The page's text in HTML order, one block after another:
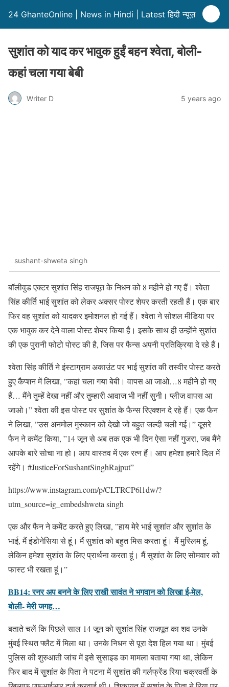
24 GhanteOnline | News in Hindi | Latest हिंदी न्यूज़
सुशांत को याद कर भावुक हुईं बहन श्वेता, बोली-
कहां चला गया बेबी
Writer D 5 years ago
sushant-shweta singh
बॉलीवुड एक्टर सुशांत सिंह राजपूत के निधन को 8 महीने हो गए हैं। श्वेता
सिंह कीर्ति भाई सुशांत को लेकर अक्सर पोस्ट शेयर करती रहती हैं। एक बार
फिर वह सुशांत को यादकर इमोशनल हो गई हैं। श्वेता ने सोशल मीडिया पर
एक भावुक कर देने वाला पोस्ट शेयर किया है। इसके साथ ही उन्होंने सुशांत
की एक पुरानी फोटो पोस्ट की है, जिस पर फैन्स अपनी प्रतिक्रिया दे रहे हैं।
श्वेता सिंह कीर्ति ने इंस्टाग्राम अकाउंट पर भाई सुशांत की तस्वीर पोस्ट करते
हुए कैप्शन में लिखा, ”कहां चला गया बेबी। वापस आ जाओ…8 महीने हो गए
हैं… मैंने तुम्हें देखा नहीं और तुम्हारी आवाज भी नहीं सुनी। प्लीज वापस आ
जाओ।” श्वेता की इस पोस्ट पर सुशांत के फैन्स रिएक्शन दे रहे हैं। एक फैन
ने लिखा, ”उस अनमोल मुस्कान को देखो जो बहुत जल्दी चली गई।” दूसरे
फैन ने कमेंट किया, ”14 जून से अब तक एक भी दिन ऐसा नहीं गुजरा, जब मैंने
आपके बारे सोचा ना हो। आप वास्तव में एक रत्न हैं। आप हमेशा हमारे दिल में
रहेंगे। #JusticeForSushantSinghRajput”
https://www.instagram.com/p/CLTRCP6l1dw/?
utm_source=ig_embedshweta singh
एक और फैन ने कमेंट करते हुए लिखा, ”हाय मेरे भाई सुशांत और सुशांत के
भाई, मैं इंडोनेसिया से हूं। मैं सुशांत को बहुत मिस करता हूं। मैं मुस्लिम हूं,
लेकिन हमेशा सुशांत के लिए प्रार्थना करता हूं। मैं सुशांत के लिए सोमवार को
फास्ट भी रखता हूं।”
BB14: रनर अप बनने के लिए राखी सावंत ने भगवान को लिखा ई-मेल,
बोली- मेरी जगह…
बताते चलें कि पिछले साल 14 जून को सुशांत सिंह राजपूत का शव उनके
मुंबई स्थित फ्लैट में मिला था। उनके निधन से पूरा देश हिल गया था। मुंबई
पुलिस की शुरुआती जांच में इसे सुसाइड का मामला बताया गया था, लेकिन
फिर बाद में सुशांत के पिता ने पटना में सुशांत की गर्लफ्रेंड रिया चक्रवर्ती के